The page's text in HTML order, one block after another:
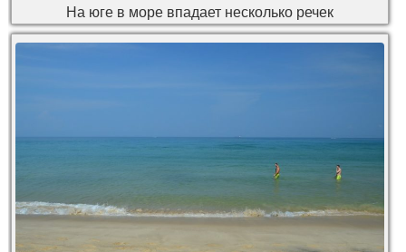
На юге в море впадает несколько речек